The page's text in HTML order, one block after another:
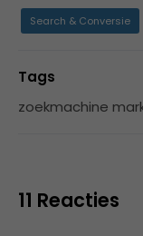
Search & Conversie
Tags
zoekmachine
11 Reacties